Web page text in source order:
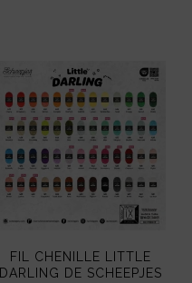
plusieurs
variations.
Les
options
peuvent
choisies
FIL CHENILLE LITTLE
DARLING DE SCHEEPJES